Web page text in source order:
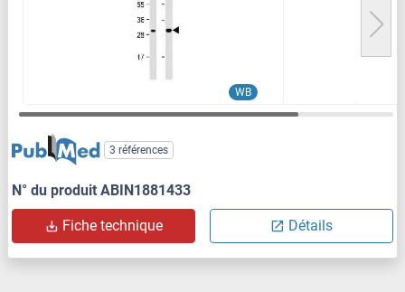
WB
3 références
N° du produit ABIN1881433
Fiche technique Détails